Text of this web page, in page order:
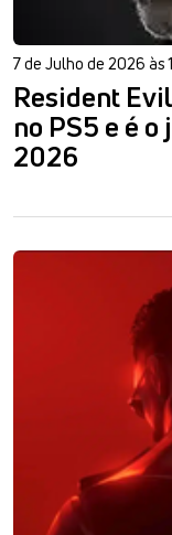
7 de Julho de 2026 às
Resident
no PS5 e é
2026